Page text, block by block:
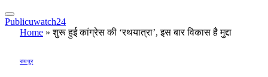
Publicuwatch24
Home »शुरू हुई कांग्रेस की ‘रथयात्रा’, इस बार विकास है मुद्दा
रायपुर